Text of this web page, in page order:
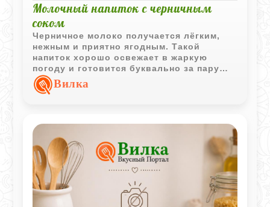
Молочный напиток с черничным
соком
Черничное молоко получается лёгким,
нежным и приятно ягодным. Такой
напиток хорошо освежает в жаркую
погоду и готовится буквально за пару
минут из самых простых ингредиентов.
Вилка